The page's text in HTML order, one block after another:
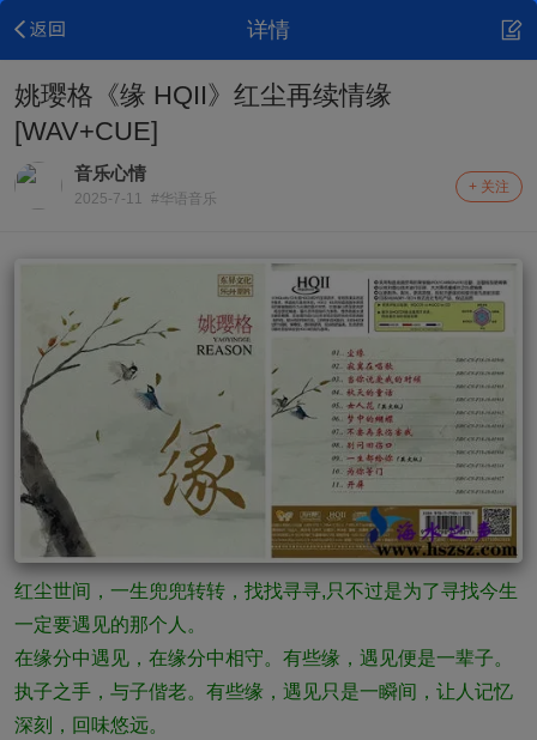
详情
姚璎格《缘 HQII》红尘再续情缘
[WAV+CUE]
音乐心情
2025-7-11 #华语音乐
+ 关注
红尘世间，一生兜兜转转，找找寻寻,只不过是为了寻找今生
一定要遇见的那个人。
在缘分中遇见，在缘分中相守。有些缘，遇见便是一辈子。
执子之手，与子偕老。有些缘，遇见只是一瞬间，让人记忆
深刻，回味悠远。